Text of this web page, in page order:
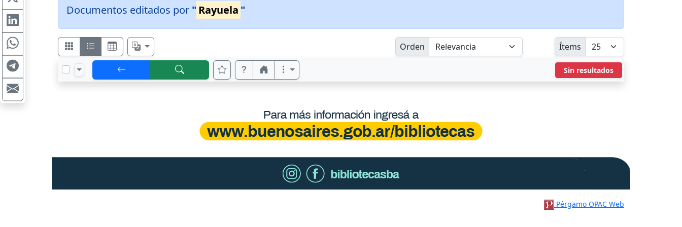
Documentos editados por " Rayuela "
Orden Ítems
Sin resultados
Pérgamo OPAC Web